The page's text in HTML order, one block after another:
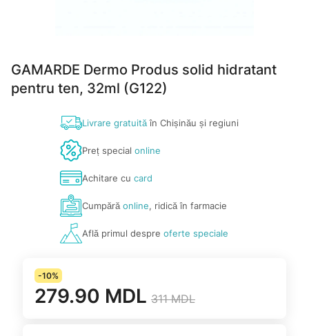
GAMARDE Dermo Produs solid hidratant
pentru ten, 32ml (G122)
Livrare gratuităîn Chișinău și regiuni
Preț special online
Achitare cu card
Cumpărăonline, ridică în farmacie
Află primul despre oferte speciale
-10%
279.90 MDL 311 MDL